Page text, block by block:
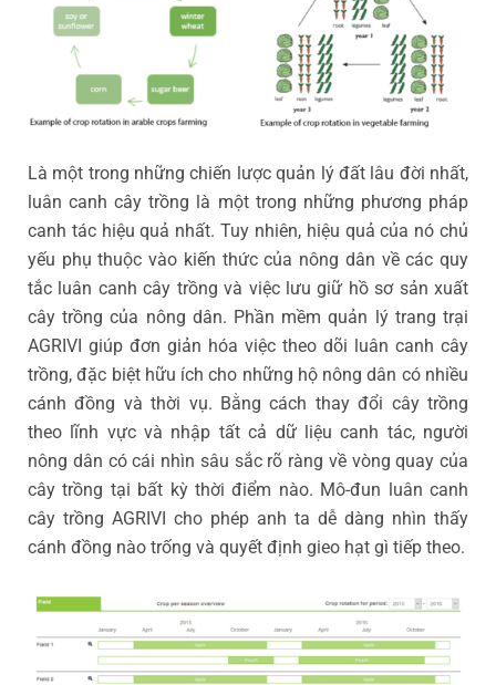
Là một trong những chiến lược quản lý đất lâu đời nhất,
luân canh cây trồng là một trong những phương pháp
canh tác hiệu quả nhất. Tuy nhiên, hiệu quả của nó chủ
yếu phụ thuộc vào kiến thức của nông dân về các quy
tắc luân canh cây trồng và việc lưu giữ hồ sơ sản xuất
cây trồng của nông dân. Phần mềm quản lý trang trại
AGRIVI giúp đơn giản hóa việc theo dõi luân canh cây
trồng, đặc biệt hữu ích cho những hộ nông dân có nhiều
cánh đồng và thời vụ. Bằng cách thay đổi cây trồng
theo lĩnh vực và nhập tất cả dữ liệu canh tác, người
nông dân có cái nhìn sâu sắc rõ ràng về vòng quay của
cây trồng tại bất kỳ thời điểm nào. Mô-đun luân canh
cây trồng AGRIVI cho phép anh ta dễ dàng nhìn thấy
cánh đồng nào trống và quyết định gieo hạt gì tiếp theo.